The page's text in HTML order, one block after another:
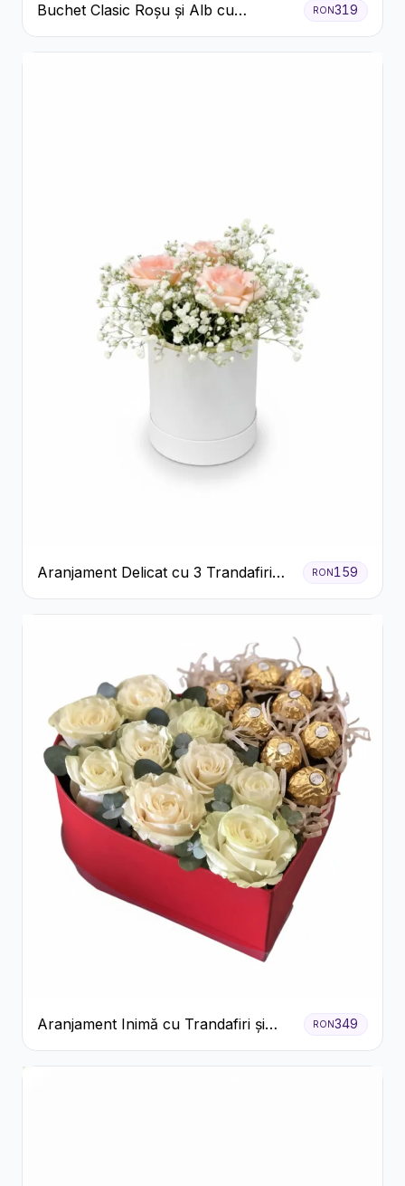
Buchet Clasic Roșu și Alb cu
Crizanteme
RON319
Aranjament Delicat cu 3 Trandafiri
Roz în Cutie Albă
RON159
Aranjament Inimă cu Trandafiri și
Praline Ferrero
RON349